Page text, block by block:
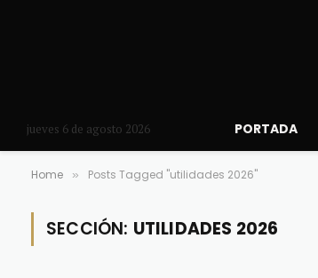
jueves 6 de agosto 2026 PORTADA
Home » Posts Tagged "utilidades 2026"
SECCIÓN: UTILIDADES 2026